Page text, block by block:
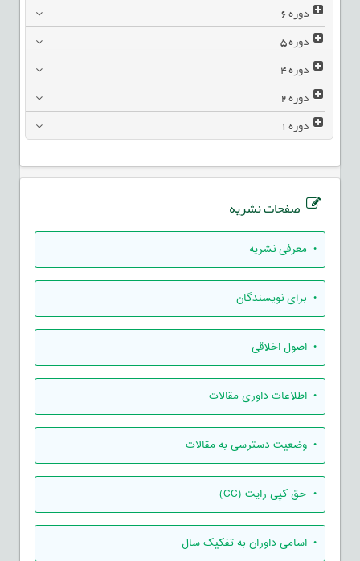
دوره6
دوره5
دوره4
دوره2
دوره1
صفحات نشریه
• معرفی نشریه
• برای نویسندگان
• اصول اخلاقی
• اطلاعات داوری مقالات
• وضعیت دسترسی به مقالات
• حق کپی رایت (CC)
• اسامی داوران به تفکیک سال